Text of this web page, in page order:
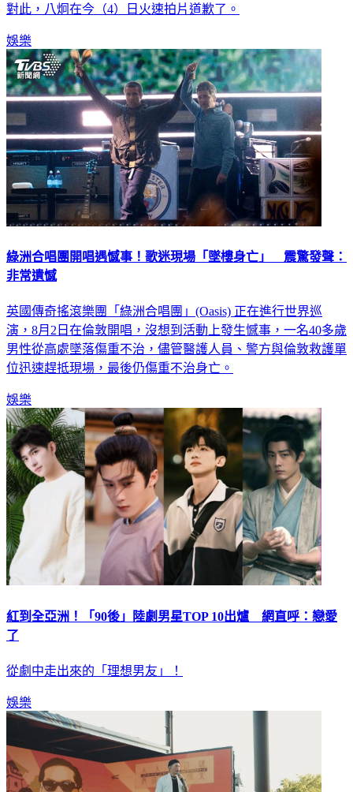
對此，八炯在今（4）日火速拍片道歉了。
娛樂
綠洲合唱團開唱遇憾事！歌迷現場「墜樓身亡」 震驚發聲：
非常遺憾
英國傳奇搖滾樂團「綠洲合唱團」(Oasis) 正在進行世界巡
演，8月2日在倫敦開唱，沒想到活動上發生憾事，一名40多歲
男性從高處墜落傷重不治，儘管醫護人員、警方與倫敦救護單
位迅速趕抵現場，最後仍傷重不治身亡。
娛樂
紅到全亞洲！「90後」陸劇男星TOP 10出爐 網直呼：戀愛
了
從劇中走出來的「理想男友」！
娛樂